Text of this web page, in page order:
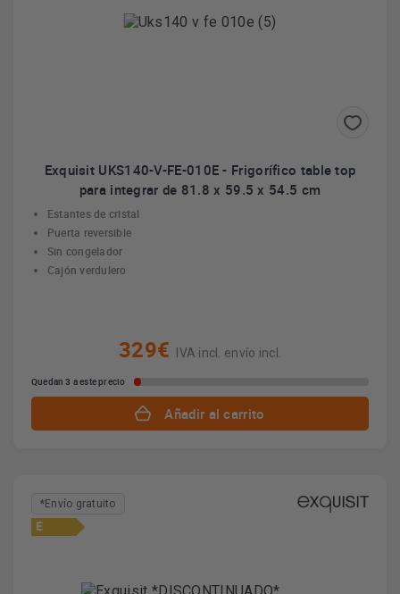
Exquisit UKS140-V-FE-010E - Frigorífico table top
para integrar de 81.8 x 59.5 x 54.5 cm
Estantes de cristal
Puerta reversible
Sin congelador
Cajón verdulero
329€ IVA incl. envío incl.
Quedan 3 a este precio
Añadir al carrito
*Envío gratuito
E